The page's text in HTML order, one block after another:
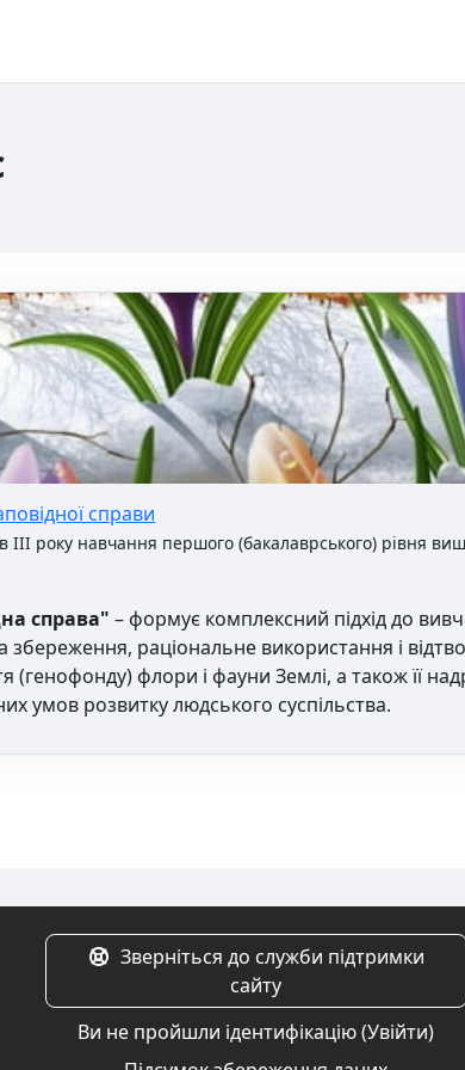
справи
справи
III року навчання першого (бакалаврського) рівня
справа" – формує комплексний підхід до
раціональне використання і
(генофонду) флори і фауни Землі, а також її
умов розвитку людського суспільства.
Зверніться до служби підтримки
сайту
Ви не пройшли ідентифікацію (Увійти)